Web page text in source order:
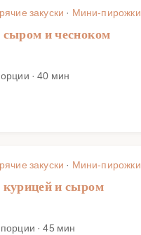
закуски · Мини-пирожки
и чесноком
· 40 мин
закуски · Мини-пирожки
и сыром
· 45 мин